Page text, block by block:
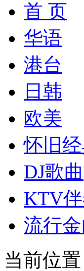
首 页
华语
港台
日韩
欧美
怀旧
DJ歌曲
KTV
流行金
当前位置